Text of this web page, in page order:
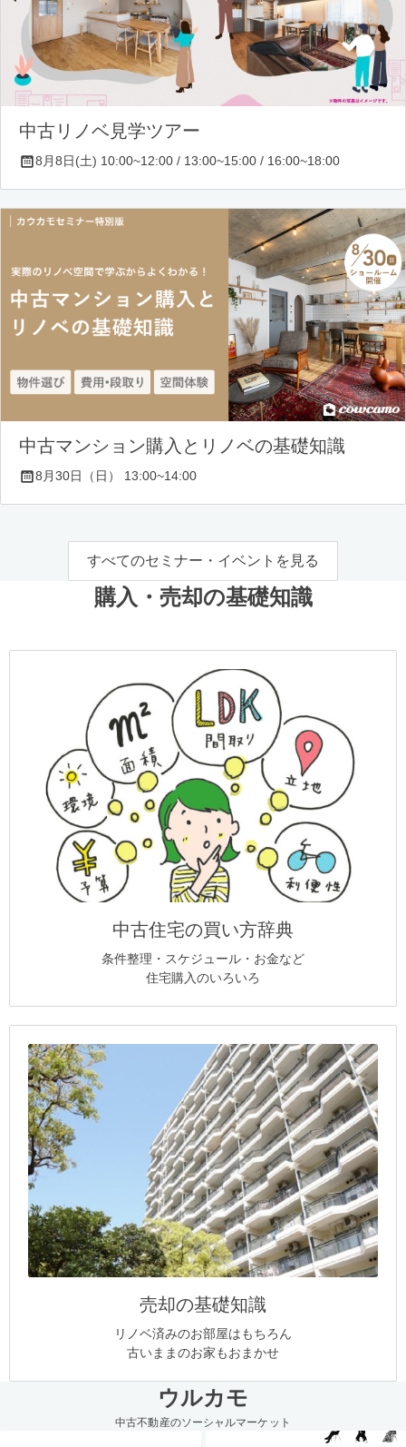
中古リノベ見学ツアー
8月8日(土) 10:00~12:00 / 13:00~15:00 / 16:00~18:00
中古マンション購入とリノベの基礎知識
8月30日（日） 13:00~14:00
すべてのセミナー・イベントを見る
購入・売却の基礎知識
中古住宅の買い方辞典
条件整理・スケジュール・お金など
住宅購入のいろいろ
売却の基礎知識
リノベ済みのお部屋はもちろん
古いままのお家もおまかせ
ウルカモ
中古不動産のソーシャルマーケット